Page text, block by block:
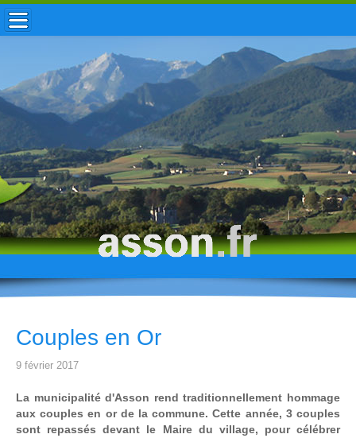
ACCUEIL / INFOS
MUNICIPALITÉ
VIE LOCALE
ENFANCE
TOURISME
HISTOIRE
Couples en Or
9 février 2017
La municipalité d'Asson rend traditionnellement hommage
aux couples en or de la commune. Cette année, 3 couples
sont repassés devant le Maire du village, pour célébrer